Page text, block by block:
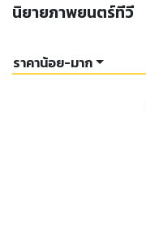
นิยายภาพยนตร์ทีวี
ราคาน้อย-มาก